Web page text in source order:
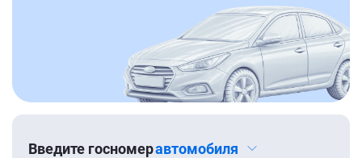
Введите госномеравтомобиля